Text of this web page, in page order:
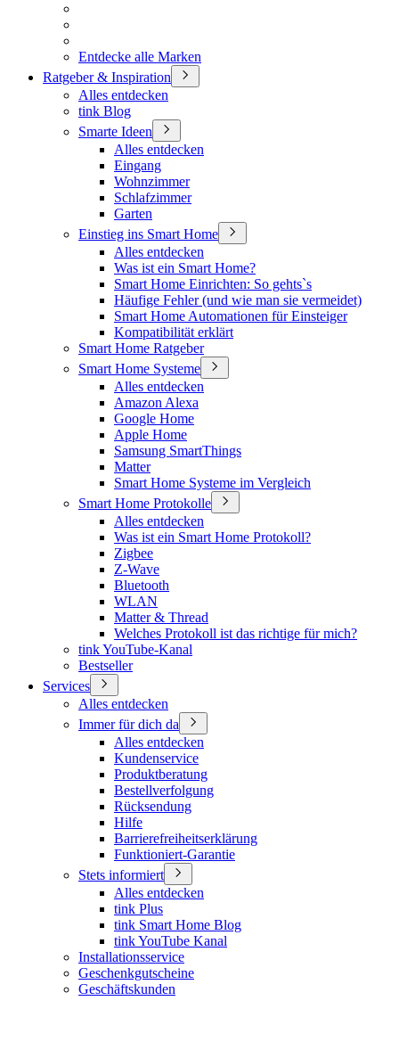
Entdecke alle Marken
Ratgeber & Inspiration
Alles entdecken
tink Blog
Smarte Ideen
Alles entdecken
Eingang
Wohnzimmer
Schlafzimmer
Garten
Einstieg ins Smart Home
Alles entdecken
Was ist ein Smart Home?
Smart Home Einrichten: So gehts`s
Häufige Fehler (und wie man sie vermeidet)
Smart Home Automationen für Einsteiger
Kompatibilität erklärt
Smart Home Ratgeber
Smart Home Systeme
Alles entdecken
Amazon Alexa
Google Home
Apple Home
Samsung SmartThings
Matter
Smart Home Systeme im Vergleich
Smart Home Protokolle
Alles entdecken
Was ist ein Smart Home Protokoll?
Zigbee
Z-Wave
Bluetooth
WLAN
Matter & Thread
Welches Protokoll ist das richtige für mich?
tink YouTube-Kanal
Bestseller
Services
Alles entdecken
Immer für dich da
Alles entdecken
Kundenservice
Produktberatung
Bestellverfolgung
Rücksendung
Hilfe
Barrierefreiheitserklärung
Funktioniert-Garantie
Stets informiert
Alles entdecken
tink Plus
tink Smart Home Blog
tink YouTube Kanal
Installationsservice
Geschenkgutscheine
Geschäftskunden